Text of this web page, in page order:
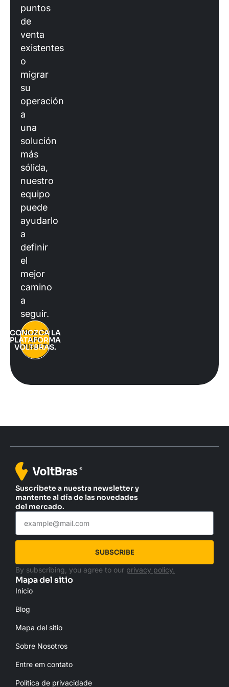
puntos
de
venta
existentes
o
migrar
su
operación
a
una
solución
más
sólida,
nuestro
equipo
puede
ayudarlo
a
definir
el
mejor
camino
a
seguir.
HABLA CON
UN
CONSULTOR
CONOZCA LA
PLATAFORMA
VOLTBRAS.
Suscríbete a nuestra newsletter y
mantente al día de las novedades
del mercado.
SUBSCRIBE
By subscribing, you agree to our privacy policy.
Mapa del sitio
Início
Blog
Mapa del sitio
Sobre Nosotros
Entre em contato
Política de privacidade